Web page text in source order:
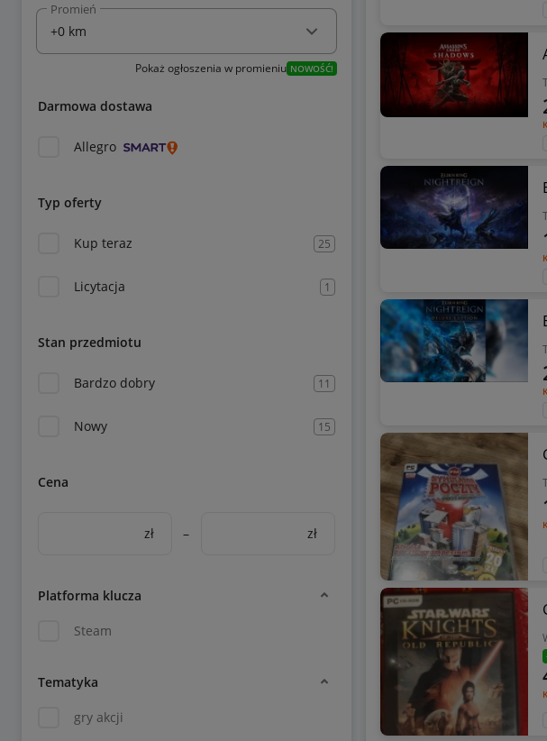
Promień
Pokaż ogłoszenia w promieniu NOWOŚĆ!
Darmowa dostawa
Allegro
Typ oferty
Kup teraz 25
Licytacja 1
Stan przedmiotu
Bardzo dobry 11
Nowy 15
Cena
zł – zł
Platforma klucza
Steam
Tematyka
gry akcji